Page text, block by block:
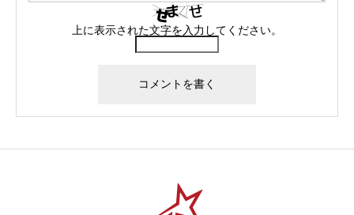
上に表示された文字を入力してください。